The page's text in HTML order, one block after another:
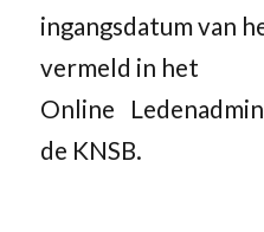
ingangsdatum van
vermeld in het
Online
de KNSB.